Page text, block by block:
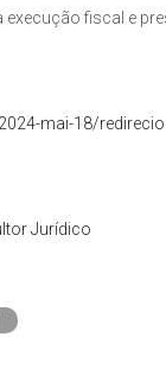
execução fiscal e
mai-18/
Jurídico